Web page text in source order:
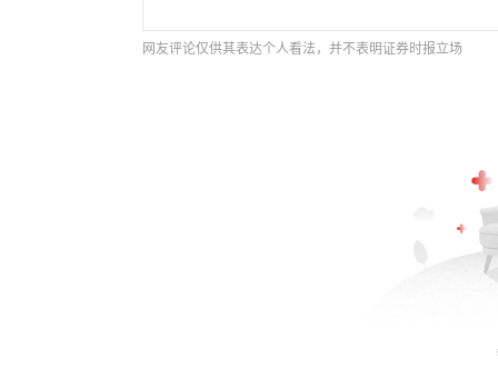
网友评论仅供其表达个人看法，并不表明证券时报立场